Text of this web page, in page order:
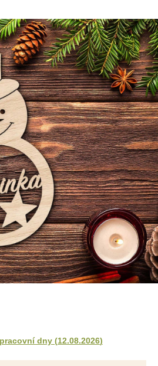
dny (12.08.2026)